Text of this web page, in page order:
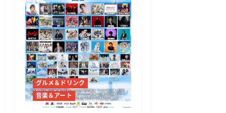
グルメ＆ドリンク
音楽＆アート